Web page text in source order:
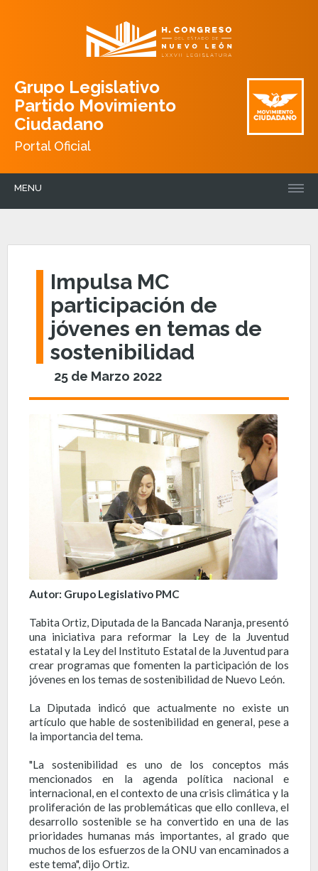
Grupo Legislativo
Partido Movimiento
Ciudadano
Portal Oficial
MENU
Impulsa MC
participación de
jóvenes en temas de
sostenibilidad
25 de Marzo 2022
Autor: Grupo Legislativo PMC
Tabita Ortiz, Diputada de la Bancada Naranja, presentó
una iniciativa para reformar la Ley de la Juventud
estatal y la Ley del Instituto Estatal de la Juventud para
crear programas que fomenten la participación de los
jóvenes en los temas de sostenibilidad de Nuevo León.
La Diputada indicó que actualmente no existe un
artículo que hable de sostenibilidad en general, pese a
la importancia del tema.
"La sostenibilidad es uno de los conceptos más
mencionados en la agenda política nacional e
internacional, en el contexto de una crisis climática y la
proliferación de las problemáticas que ello conlleva, el
desarrollo sostenible se ha convertido en una de las
prioridades humanas más importantes, al grado que
muchos de los esfuerzos de la ONU van encaminados a
este tema", dijo Ortiz.